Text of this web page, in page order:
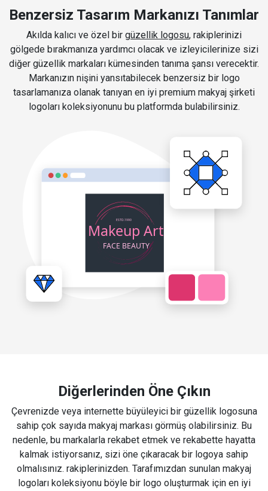
Benzersiz Tasarım Markanızı Tanımlar
Akılda kalıcı ve özel bir güzellik logosu, rakiplerinizi
gölgede bırakmanıza yardımcı olacak ve izleyicilerinize sizi
diğer güzellik markaları kümesinden tanıma şansı verecektir.
Markanızın nişini yansıtabilecek benzersiz bir logo
tasarlamanıza olanak tanıyan en iyi premium makyaj şirketi
logoları koleksiyonunu bu platformda bulabilirsiniz.
Diğerlerinden Öne Çıkın
Çevrenizde veya internette büyüleyici bir güzellik logosuna
sahip çok sayıda makyaj markası görmüş olabilirsiniz. Bu
nedenle, bu markalarla rekabet etmek ve rekabette hayatta
kalmak istiyorsanız, sizi öne çıkaracak bir logoya sahip
olmalısınız. rakiplerinizden. Tarafımızdan sunulan makyaj
logoları koleksiyonu böyle bir logo oluşturmak için en iyi